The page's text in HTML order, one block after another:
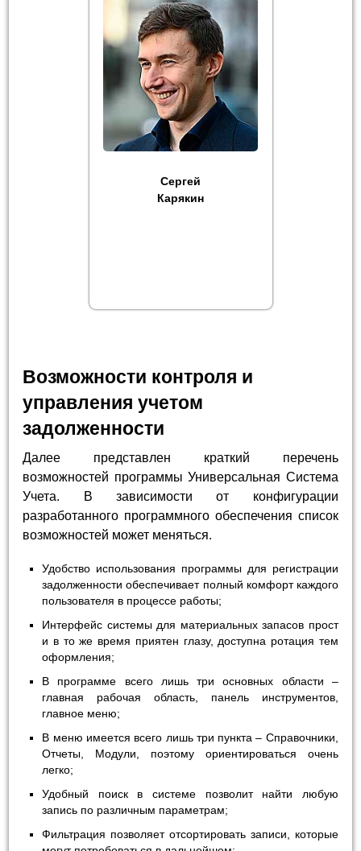
Сергей
Карякин
Возможности контроля и
управления учетом
задолженности
Далее представлен краткий перечень
возможностей программы Универсальная Система
Учета. В зависимости от конфигурации
разработанного программного обеспечения список
возможностей может меняться.
Удобство использования программы для регистрации
задолженности обеспечивает полный комфорт каждого
пользователя в процессе работы;
Интерфейс системы для материальных запасов прост
и в то же время приятен глазу, доступна ротация тем
оформления;
В программе всего лишь три основных области –
главная рабочая область, панель инструментов,
главное меню;
В меню имеется всего лишь три пункта – Справочники,
Отчеты, Модули, поэтому ориентироваться очень
легко;
Удобный поиск в системе позволит найти любую
запись по различным параметрам;
Фильтрация позволяет отсортировать записи, которые